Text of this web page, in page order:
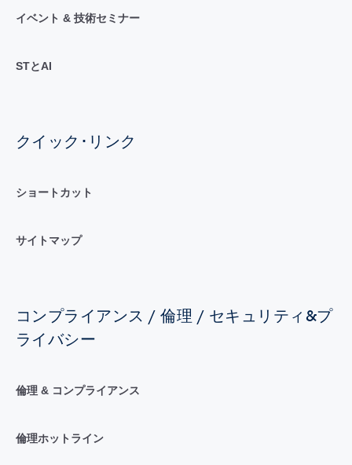
イベント & 技術セミナー
STとAI
クイック･リンク
ショートカット
サイトマップ
コンプライアンス / 倫理 / セキュリティ&プ
ライバシー
倫理 & コンプライアンス
倫理ホットライン